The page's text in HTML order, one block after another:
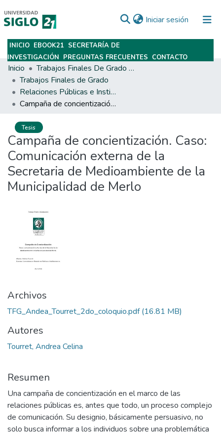
Iniciar sesión (current)
Subir
INICIO EBOOK21 SECRETARÍA DE
INVESTIGACIÓN PREGUNTAS FRECUENTES CONTACTO
Inicio
Trabajos Finales De Grado Y Posgrado
Trabajos Finales de Grado
Relaciones Públicas e Institucionales
Campaña de concientización. Caso: Comunicación externa de la Secretaria de Medioambiente de la Municipalidad de Merlo
Tesis
Campaña de concientización. Caso:
Comunicación externa de la
Secretaria de Medioambiente de la
Municipalidad de Merlo
Archivos
TFG_Andea_Tourret_2do_coloquio.pdf(16.81 MB)
Autores
Tourret, Andrea Celina
Resumen
Una campaña de concientización en el marco de las
relaciones públicas es, antes que todo, un proceso complejo
de comunicación. Su designio, básicamente persuasivo, no
solo busca informar a los individuos sobre una problemática